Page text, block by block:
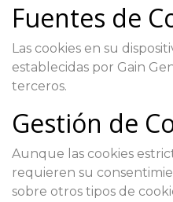
Fuentes de
Las cookies en su
establecidas por Gain
terceros.
Gestión de
Aunque las cookies
requieren su
sobre otros tipos de